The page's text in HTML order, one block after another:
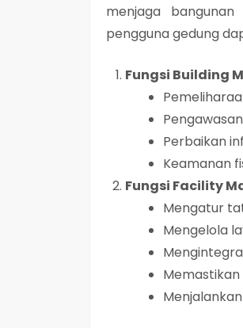
menjaga
pengguna gedung
Fungsi Building
Perbaikan
Keamanan
Fungsi Facility
Mengatur
Mengelola